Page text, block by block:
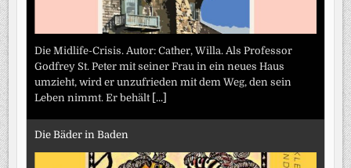
Die Midlife-Crisis. Autor: Cather, Willa. Als Professor
Godfrey St. Peter mit seiner Frau in ein neues Haus
umzieht, wird er unzufrieden mit dem Weg, den sein
Leben nimmt. Er behält [...]
Die Bäder in Baden